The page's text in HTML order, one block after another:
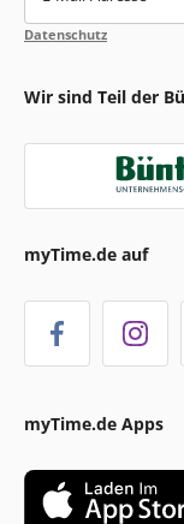
Datenschutz
Wir sind Teil der
myTime.de auf
myTime.de Apps